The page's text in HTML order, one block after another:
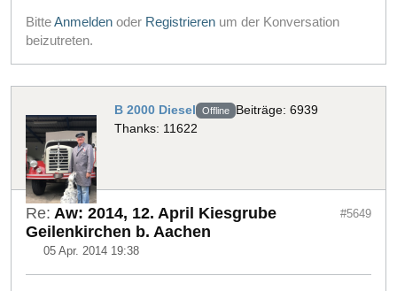
BitteAnmelden oder Registrieren um der Konversation
beizutreten.
B 2000 Diesel Offline Beiträge: 6939
Thanks: 11622
Re: Aw: 2014, 12. April Kiesgrube
Geilenkirchen b. Aachen
05 Apr. 2014 19:38
#5649